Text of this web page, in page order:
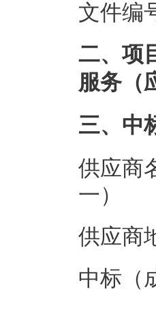
文件编
二、项
服务（
三、中
供应商
一）
供应商
中标（